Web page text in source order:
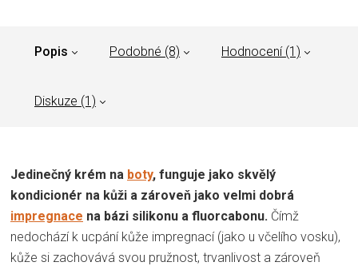
Popis Podobné (8) Hodnocení (1)
Diskuze (1)
Jedinečný krém na boty, funguje jako skvělý
kondicionér na kůži a zároveň jako velmi dobrá
impregnace na bázi silikonu a fluorcabonu. Čímž
nedochází k ucpání kůže impregnací (jako u včelího vosku),
kůže si zachovává svou pružnost, trvanlivost a zároveň